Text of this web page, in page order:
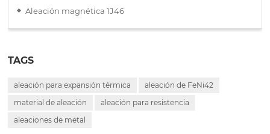
Aleación magnética 1J46
TAGS
aleación para expansión térmica
aleación de FeNi42
material de aleación
aleación para resistencia
aleaciones de metal